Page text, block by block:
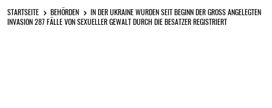
STARTSEITE BEHÖRDEN
IN DER UKRAINE WURDEN SEIT BEGINN DER GROSS ANGELEGTEN I
NVASION 287 FÄLLE VON SEXUELLER GEWALT DURCH DIE BESATZER REGISTRIERT